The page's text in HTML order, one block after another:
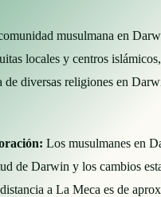
musulmana en
locales y centros
diversas religiones en
Los musulmanes en
de Darwin y los cambios
a La Meca es de